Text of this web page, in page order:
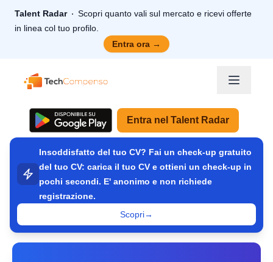
Talent Radar
Scopri quanto vali sul mercato e ricevi offerte
in linea col tuo profilo.
Entra ora →
TechCompenso
Entra nel Talent Radar
Insoddisfatto del tuo CV? Fai un check-up gratuito
del tuo CV: carica il tuo CV e ottieni un check-up in
pochi secondi. E' anonimo e non richiede
registrazione.
Scopri→